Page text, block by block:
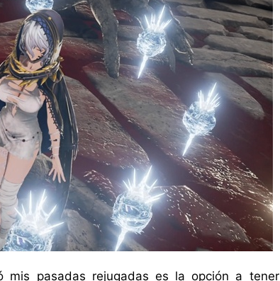
mis pasadas rejugadas es la opción a tener